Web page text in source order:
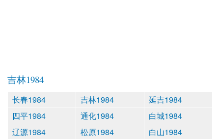
吉林1984
长春1984 吉林1984
延吉1984
四平1984
通化1984
白城1984
辽源1984
松原1984 白山1984